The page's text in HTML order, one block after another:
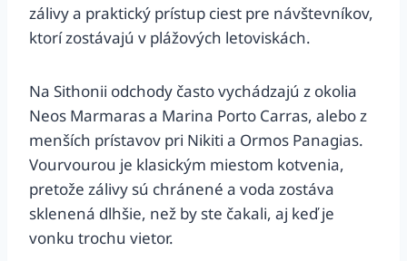
zálivy a praktický prístup ciest pre návštevníkov,
ktorí zostávajú v plážových letoviskách.
Na Sithonii odchody často vychádzajú z okolia
Neos Marmaras a Marina Porto Carras, alebo z
menších prístavov pri Nikiti a Ormos Panagias.
Vourvourou je klasickým miestom kotvenia,
pretože zálivy sú chránené a voda zostáva
sklenená dlhšie, než by ste čakali, aj keď je
vonku trochu vietor.